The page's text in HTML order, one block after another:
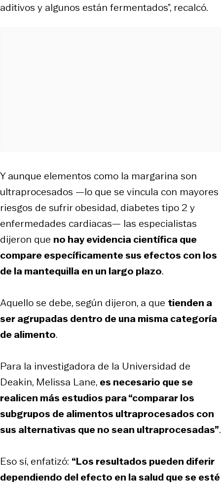
aditivos y algunos están fermentados”, recalcó.
Y aunque elementos como la margarina son
ultraprocesados —lo que se vincula con mayores
riesgos de sufrir obesidad, diabetes tipo 2 y
enfermedades cardiacas— las especialistas
dijeron que no hay evidencia científica que
compare específicamente sus efectos con los
de la mantequilla en un largo plazo.
Aquello se debe, según dijeron, a que tienden a
ser agrupadas dentro de una misma categoría
de alimento.
Para la investigadora de la Universidad de
Deakin, Melissa Lane, es necesario que se
realicen más estudios para “comparar los
subgrupos de alimentos ultraprocesados con
sus alternativas que no sean ultraprocesadas”.
Eso sí, enfatizó: “Los resultados pueden diferir
dependiendo del efecto en la salud que se esté